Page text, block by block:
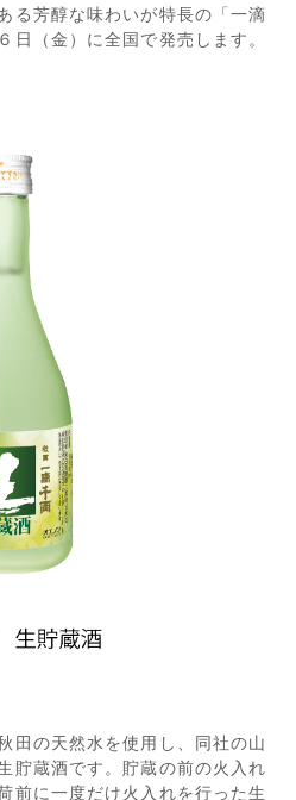
る芳醇な味わいが特長の「一滴
日（金）に全国で発売します。
田の天然水を使用し、同社の山
貯蔵酒です。貯蔵の前の火入れ
前に一度だけ火入れを行った生